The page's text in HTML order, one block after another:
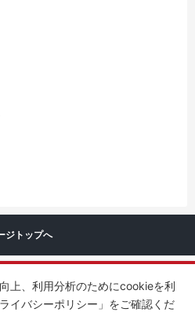
ジトップへ
上、利用分析のためにcookieを利
イバシーポリシー」をご確認くだ